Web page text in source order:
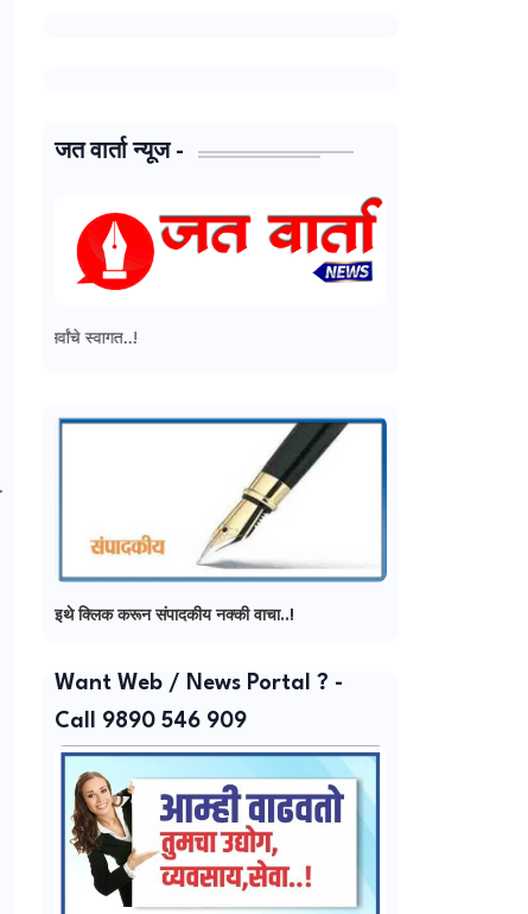
जत वार्ता न्यूज -
इथे क्लिक करून संपादकीय नक्की वाचा..!
Want Web / News Portal ? -
Call 9890 546 909